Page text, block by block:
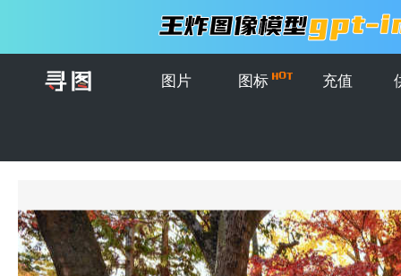
图片 图标 充值